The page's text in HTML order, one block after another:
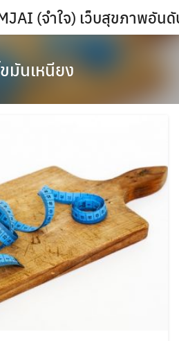
(จำใจ) เว็บสุขภาพอัน
มันเหนียง